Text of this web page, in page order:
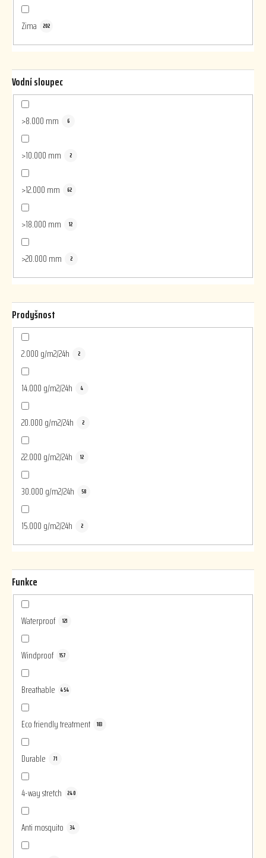
Zima 202
Vodní sloupec
>8.000 mm 6
>10.000 mm 2
>12.000 mm 62
>18.000 mm 12
>20.000 mm 2
Prodyšnost
2.000 g/m2/24h 2
14.000 g/m2/24h 4
20.000 g/m2/24h 2
22.000 g/m2/24h 12
30.000 g/m2/24h 58
15.000 g/m2/24h 2
Funkce
Waterproof 121
Windproof 157
Breathable 454
Eco friendly treatment 183
Durable 71
4-way stretch 240
Anti mosquito 34